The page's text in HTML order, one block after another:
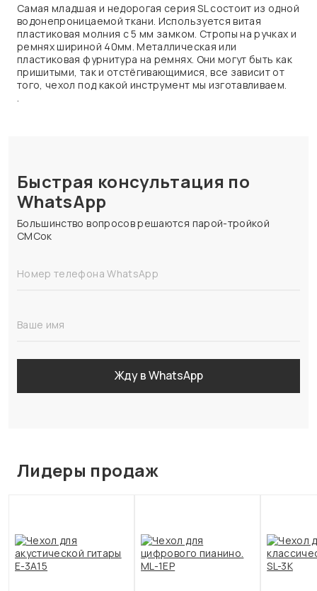
Самая младшая и недорогая серия SL состоит из одной
водонепроницаемой ткани. Используется витая
пластиковая молния с 5 мм замком. Стропы на ручках и
ремнях шириной 40мм. Металлическая или
пластиковая фурнитура на ремнях. Они могут быть как
пришитыми, так и отстёгивающимися, все зависит от
того, чехол под какой инструмент мы изготавливаем.
Быстрая консультация по
WhatsApp
Большинство вопросов решаются парой-тройкой
СМСок
Номер телефона WhatsApp
Ваше имя
Жду в WhatsApp
Лидеры продаж